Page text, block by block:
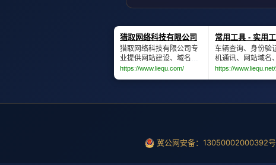
冀公网安备：13050002000392号